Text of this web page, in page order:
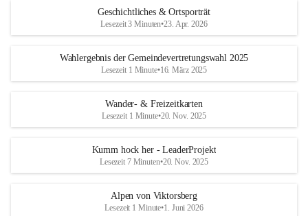
Geschichtliches & Ortsporträt
Lesezeit 3 Minuten•23. Apr. 2026
Wahlergebnis der Gemeindevertretungswahl 2025
Lesezeit 1 Minute•16. März 2025
Wander- & Freizeitkarten
Lesezeit 1 Minute•20. Nov. 2025
Kumm hock her - LeaderProjekt
Lesezeit 7 Minuten•20. Nov. 2025
Alpen von Viktorsberg
Lesezeit 1 Minute•1. Juni 2026